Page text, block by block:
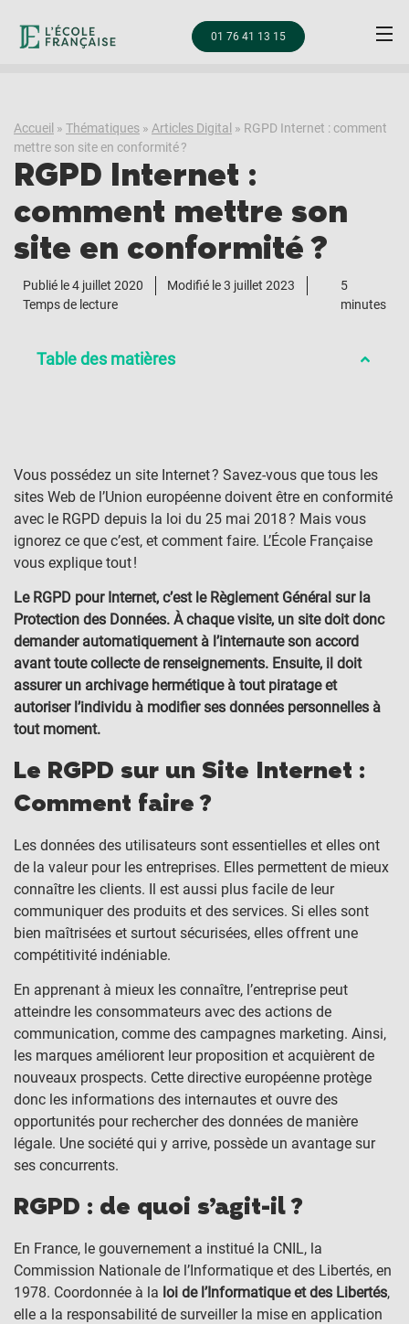
01 76 41 13 15
Accueil » Thématiques » Articles Digital » RGPD Internet : comment
mettre son site en conformité ?
RGPD Internet :
comment mettre son
site en conformité ?
Publié le4 juillet 2020
Modifié le 3 juillet 2023
Temps de lecture
5
minutes
Table des matières
Vous possédez un site Internet ? Savez-vous que tous les
sites Web de l’Union européenne doivent être en conformité
avec le RGPD depuis la loi du 25 mai 2018 ? Mais vous
ignorez ce que c’est, et comment faire. L’École Française
vous explique tout !
Le RGPD pour Internet, c’est le Règlement Général sur la
Protection des Données. À chaque visite, un site doit donc
demander automatiquement à l’internaute son accord
avant toute collecte de renseignements. Ensuite, il doit
assurer un archivage hermétique à tout piratage et
autoriser l’individu à modifier ses données personnelles à
tout moment.
Le RGPD sur un Site Internet :
Comment faire ?
Les données des utilisateurs sont essentielles et elles ont
de la valeur pour les entreprises. Elles permettent de mieux
connaître les clients. Il est aussi plus facile de leur
communiquer des produits et des services. Si elles sont
bien maîtrisées et surtout sécurisées, elles offrent une
compétitivité indéniable.
En apprenant à mieux les connaître, l’entreprise peut
atteindre les consommateurs avec des actions de
communication, comme des campagnes marketing. Ainsi,
les marques améliorent leur proposition et acquièrent de
nouveaux prospects. Cette directive européenne protège
donc les informations des internautes et ouvre des
opportunités pour rechercher des données de manière
légale. Une société qui y arrive, possède un avantage sur
ses concurrents.
RGPD : de quoi s’agit-il ?
En France, le gouvernement a institué la CNIL, la
Commission Nationale de l’Informatique et des Libertés, en
1978. Coordonnée à la loi de l’Informatique et des Libertés,
elle a la responsabilité de surveiller la mise en application